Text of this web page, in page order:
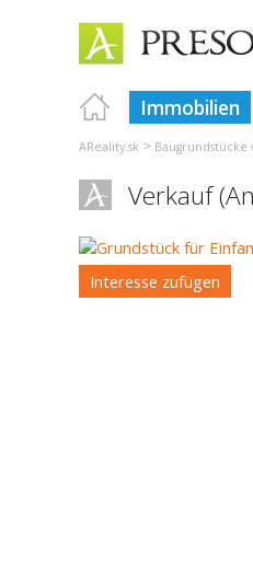
Immobilien
AReality.sk > Baugrundstücke
Verkauf
Interesse zufügen